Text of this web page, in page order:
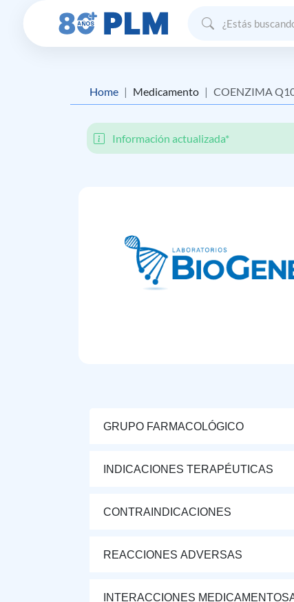
Home Medicamento COENZIMA
Información actualizada*
GRUPO FARMACOLÓGICO
INDICACIONES TERAPÉUTICAS
CONTRAINDICACIONES
REACCIONES ADVERSAS
INTERACCIONES